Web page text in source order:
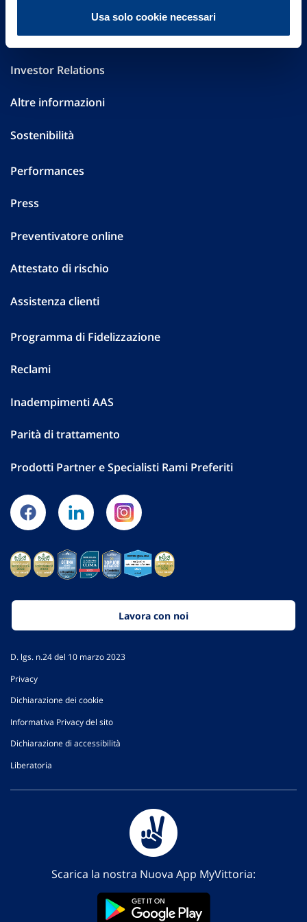
Usa solo cookie necessari
FAQ
Governance
Investor Relations
Altre informazioni
Sostenibilità
Performances
Press
Preventivatore online
Attestato di rischio
Assistenza clienti
Programma di Fidelizzazione
Reclami
Inadempimenti AAS
Parità di trattamento
Prodotti Partner e Specialisti Rami Preferiti
Lavora con noi
D. lgs. n.24 del 10 marzo 2023
Privacy
Dichiarazione dei cookie
Informativa Privacy del sito
Dichiarazione di accessibilità
Liberatoria
Scarica la nostra Nuova App MyVittoria: